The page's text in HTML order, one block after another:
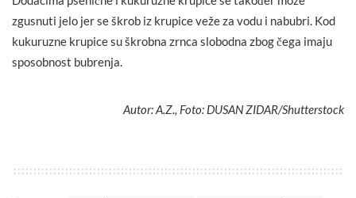
zgusnuti jelo jer se škrob iz krupice veže za vodu i nabubri. Kod
kukuruzne krupice su škrobna zrnca slobodna zbog čega imaju
sposobnost bubrenja.
Autor: A.Z., Foto: DUSAN ZIDAR/Shutterstock